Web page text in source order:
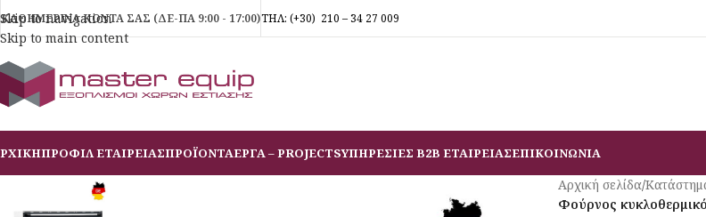
Skip to navigation
Skip to main content
ΚΑΘΗΜΕΡΙΝΑ ΚΟΝΤΑ ΣΑΣ (ΔΕ-ΠΑ 9:00 - 17:00)ΤΗΛ: (+30) 210 – 34 27 009
ΠΡΟΦΙΛ ΕΤΑΙΡΕΙΑΣΠΡΟΪΟΝΤΑΕΡΓΑ – PROJECTSΥΠΗΡΕΣΙΕΣ B2B ΕΤΑΙΡΕΙΑΣΕΠΙΚΟΙΝΩΝΙΑ
Αρχική σελίδα/
Φούρνος